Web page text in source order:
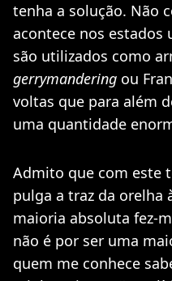
tenha a solução. Não
acontece nos estados
são utilizados como
gerrymandering ou
voltas que para além
uma quantidade
Admito que com este
pulga a traz da orelha
maioria absoluta fez-
não é por ser uma
quem me conhece